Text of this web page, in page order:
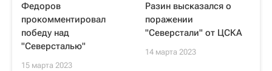
Федоров
прокомментировал
победу над
"Северсталью"
15 марта 2023
Разин высказался о
поражении
"Северстали" от ЦСКА
14 марта 2023